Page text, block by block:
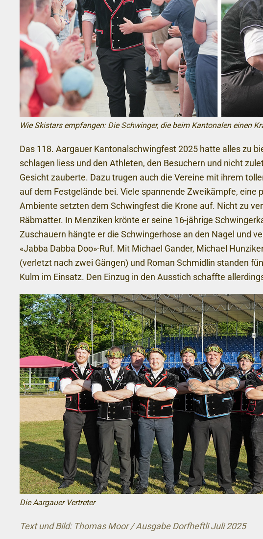
Wie Skistars empfangen: Die Schwinger, die beim Kantonalen einen
Das 118. Aargauer Kantonalschwingfest 2025 hatte alles zu
schlagen liess und den Athleten, den Besuchern und nicht
Gesicht zauberte. Dazu trugen auch die Vereine mit ihrem
auf dem Festgelände bei. Viele spannende Zweikämpfe, eine
Ambiente setzten dem Schwingfest die Krone auf. Nicht zu
Räbmatter. In Menziken krönte er seine 16-jährige
Zuschauern hängte er die Schwingerhose an den Nagel und
«Jabba Dabba Doo»-Ruf. Mit Michael Gander, Michael
(verletzt nach zwei Gängen) und Roman Schmidlin standen
Kulm im Einsatz. Den Einzug in den Ausstich schaffte
Die Aargauer Vertreter
Text und Bild: Thomas Moor / Ausgabe Dorfheftli Juli 2025